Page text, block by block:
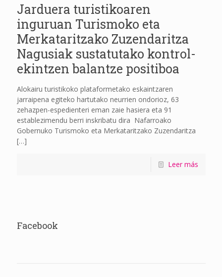
Jarduera turistikoaren
inguruan Turismoko eta
Merkataritzako Zuzendaritza
Nagusiak sustatutako kontrol-
ekintzen balantze positiboa
Alokairu turistikoko plataformetako eskaintzaren
jarraipena egiteko hartutako neurrien ondorioz, 63
zehazpen-espedienteri eman zaie hasiera eta 91
establezimendu berri inskribatu dira Nafarroako
Gobernuko Turismoko eta Merkataritzako Zuzendaritza
[…]
Leer más
Facebook